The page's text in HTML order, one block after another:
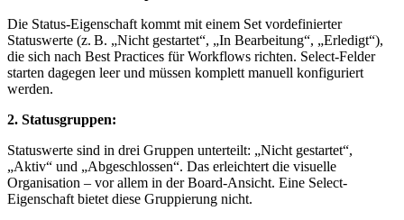
Die Status-Eigenschaft kommt mit einem Set vordefinierter
Statuswerte (z. B. „Nicht gestartet“, „In Bearbeitung“, „Erledigt“),
die sich nach Best Practices für Workflows richten. Select-Felder
starten dagegen leer und müssen komplett manuell konfiguriert
werden.
2. Statusgruppen:
Statuswerte sind in drei Gruppen unterteilt: „Nicht gestartet“,
„Aktiv“ und „Abgeschlossen“. Das erleichtert die visuelle
Organisation – vor allem in der Board-Ansicht. Eine Select-
Eigenschaft bietet diese Gruppierung nicht.